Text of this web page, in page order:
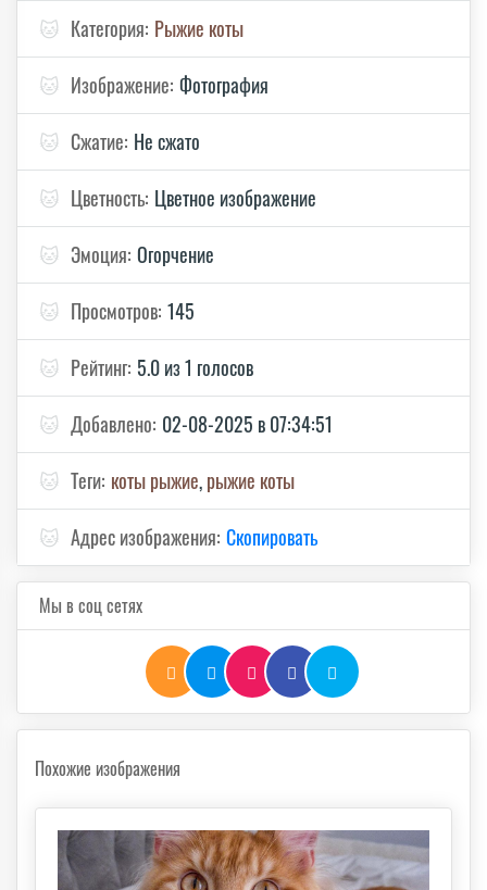
🐱 Категория: Рыжие коты
🐱 Изображение: Фотография
🐱 Сжатие: Не сжато
🐱 Цветность: Цветное изображение
🐱 Эмоция: Огорчение
🐱 Просмотров: 145
🐱 Рейтинг: 5.0 из 1 голосов
🐱 Добавлено: 02-08-2025 в 07:34:51
🐱 Теги: коты рыжие,рыжие коты
🐱 Адрес изображения: Скопировать
Мы в соц сетях
Похожие изображения